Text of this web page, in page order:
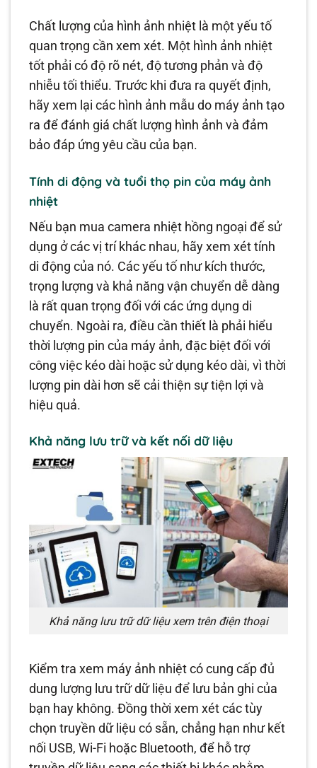
Chất lượng của hình ảnh nhiệt là một yếu tố
quan trọng cần xem xét. Một hình ảnh nhiệt
tốt phải có độ rõ nét, độ tương phản và độ
nhiễu tối thiểu. Trước khi đưa ra quyết định,
hãy xem lại các hình ảnh mẫu do máy ảnh tạo
ra để đánh giá chất lượng hình ảnh và đảm
bảo đáp ứng yêu cầu của bạn.
Tính di động và tuổi thọ pin của máy ảnh
nhiệt
Nếu bạn mua camera nhiệt hồng ngoại để sử
dụng ở các vị trí khác nhau, hãy xem xét tính
di động của nó. Các yếu tố như kích thước,
trọng lượng và khả năng vận chuyển dễ dàng
là rất quan trọng đối với các ứng dụng di
chuyển. Ngoài ra, điều cần thiết là phải hiểu
thời lượng pin của máy ảnh, đặc biệt đối với
công việc kéo dài hoặc sử dụng kéo dài, vì thời
lượng pin dài hơn sẽ cải thiện sự tiện lợi và
hiệu quả.
Khả năng lưu trữ và kết nối dữ liệu
Khả năng lưu trữ dữ liệu xem trên điện thoại
Kiểm tra xem máy ảnh nhiệt có cung cấp đủ
dung lượng lưu trữ dữ liệu để lưu bản ghi của
bạn hay không. Đồng thời xem xét các tùy
chọn truyền dữ liệu có sẵn, chẳng hạn như kết
nối USB, Wi-Fi hoặc Bluetooth, để hỗ trợ